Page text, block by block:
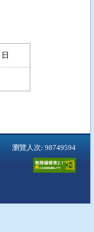
日
瀏覽人次: 98749594